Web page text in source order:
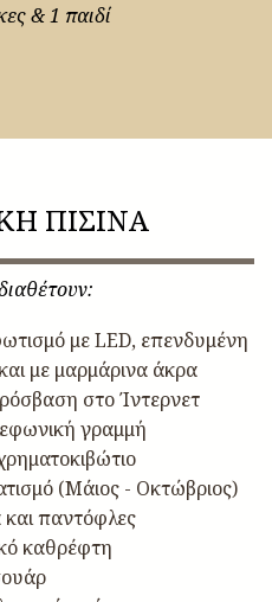
& 1 παιδί
ΠΙΣΙΝΑ
με LED, επενδυμένη
με μαρμάρινα άκρα
στο Ίντερνετ
γραμμή
(Μάιος - Οκτώβριος)
παντόφλες
καθρέφτη